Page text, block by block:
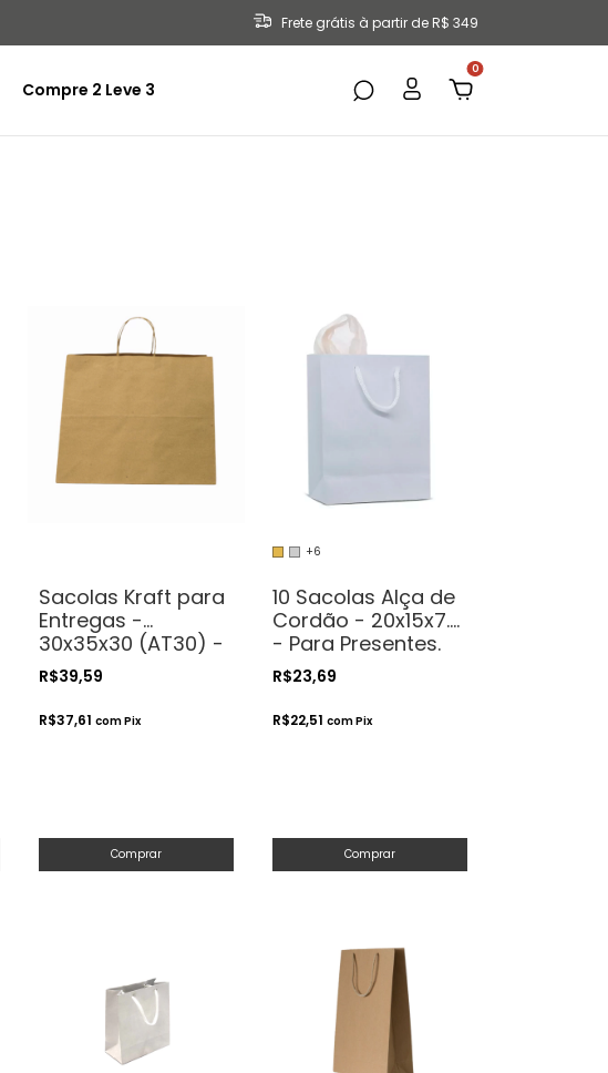
Frete grátis à partir de R$ 349
Compre 2 Leve 3
0
Sacolas Kraft para
Entregas -
30x35x30 (AT30) -
Para Delivery.
Transporte de
Bolos
R$39,59
R$37,61 comPix
Comprar
+6
10 Sacolas Alça de
Cordão - 20x15x7.5
- Para Presentes.
Cosméticos ou
Artesanatos
R$23,69
R$22,51 comPix
Comprar